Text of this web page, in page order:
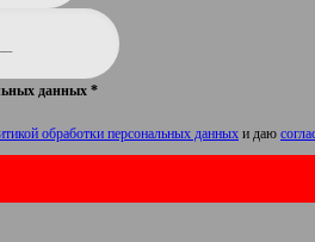
данных *
обработки персональных данных и даю